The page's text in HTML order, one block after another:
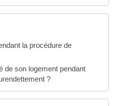
la procédure de
de son logement pendant
?